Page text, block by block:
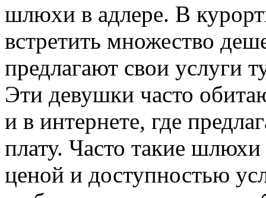
шлюxи в aдлeрe. В
встретить множество
предлагают свои услуги
Эти девушки часто
и в интернете, где
плату. Часто такие
ценой и доступностью